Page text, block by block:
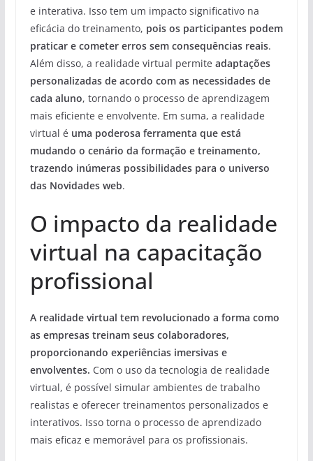
e interativa. Isso tem um impacto significativo na
eficácia do treinamento, pois os participantes podem
praticar e cometer erros sem consequências reais.
Além disso, a realidade virtual permite adaptações
personalizadas de acordo com as necessidades de
cada aluno, tornando o processo de aprendizagem
mais eficiente e envolvente. Em suma, a realidade
virtual é uma poderosa ferramenta que está
mudando o cenário da formação e treinamento,
trazendo inúmeras possibilidades para o universo
das Novidades web.
O impacto da realidade
virtual na capacitação
profissional
A realidade virtual tem revolucionado a forma como
as empresas treinam seus colaboradores,
proporcionando experiências imersivas e
envolventes. Com o uso da tecnologia de realidade
virtual, é possível simular ambientes de trabalho
realistas e oferecer treinamentos personalizados e
interativos. Isso torna o processo de aprendizado
mais eficaz e memorável para os profissionais.